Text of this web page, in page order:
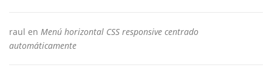
raul en Menú horizontal CSS responsive centrado
automáticamente